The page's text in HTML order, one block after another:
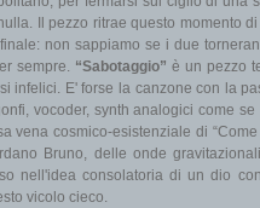
Il pezzo ritrae questo momento
non sappiamo se i due
sempre. “Sabotaggio” è un pezzo
infelici. E' forse la canzone con la
vocoder, synth analogici come
vena cosmico-esistenziale di
Bruno, delle onde
nell'idea consolatoria di un dio
vicolo cieco.